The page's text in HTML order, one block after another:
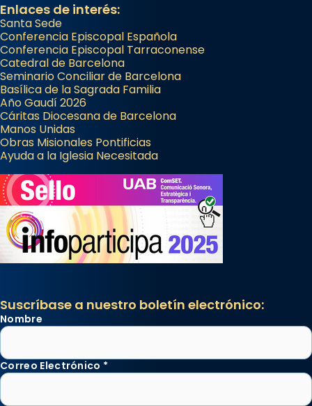
Enlaces de interés:
Santa Sede
Conferencia Episcopal Española
Conferencia Episcopal Tarraconense
Catedral de Barcelona
Seminario Conciliar de Barcelona
Basílica de la Sagrada Familia
Año Gaudí 2026
Cáritas Diocesana de Barcelona
Manos Unidas
Obras Misionales Pontificias
Ayuda a la Iglesia Necesitada
Suscríbase a nuestro boletín electrónico:
Nombre
Correo Electrónico *